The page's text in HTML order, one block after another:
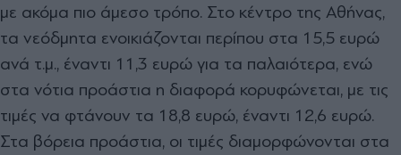
με ακόμα πιο άμεσο τρόπο. Στο κέντρο της Αθήνας,
τα νεόδμητα ενοικιάζονται περίπου στα 15,5 ευρώ
ανά τ.μ., έναντι 11,3 ευρώ για τα παλαιότερα, ενώ
στα νότια προάστια η διαφορά κορυφώνεται, με τις
τιμές να φτάνουν τα 18,8 ευρώ, έναντι 12,6 ευρώ.
Στα βόρεια προάστια, οι τιμές διαμορφώνονται στα